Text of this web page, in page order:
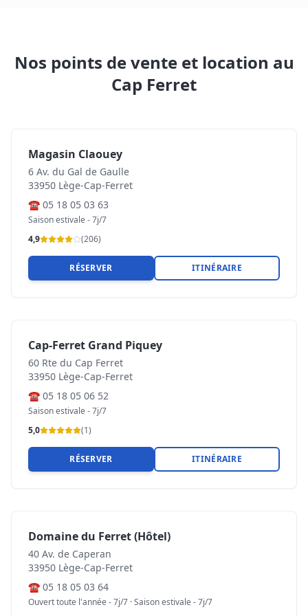
Nos points de vente et location au
Cap Ferret
Magasin Claouey
6 Av. du Gal de Gaulle
33950 Lège-Cap-Ferret
☎ 05 18 05 03 63
Saison estivale - 7j/7
4,9
(206)
RÉSERVER ITINÉRAIRE
Cap-Ferret Grand Piquey
60 Rte du Cap Ferret
33950 Lège-Cap-Ferret
☎ 05 18 05 06 52
Saison estivale - 7j/7
5,0
(1)
RÉSERVER ITINÉRAIRE
Domaine du Ferret (Hôtel)
40 Av. de Caperan
33950 Lège-Cap-Ferret
☎ 05 18 05 03 64
Ouvert toute l'année - 7j/7 · Saison estivale - 7j/7